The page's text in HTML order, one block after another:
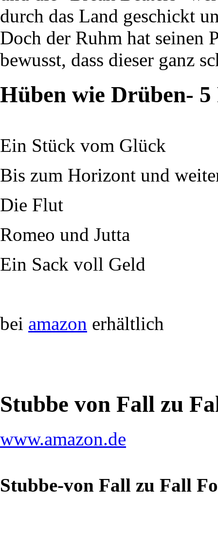
durch das Land geschickt
Doch der Ruhm hat seinen
bewusst, dass dieser ganz
Hüben wie Drüben-
Ein Stück vom Glück
Bis zum Horizont und
Die Flut
Romeo und Jutta
Ein Sack voll Geld
bei amazon erhältlich
Stubbe von Fall zu
www.amazon.de
Stubbe-von Fall zu Fall